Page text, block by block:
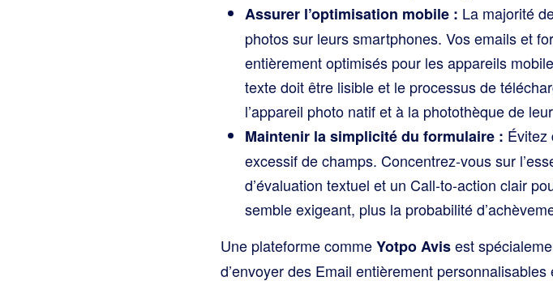
Assurer l’optimisation mobile : La majorité
photos sur leurs smartphones. Vos emails et
entièrement optimisés pour les appareils
texte doit être lisible et le processus de
l’appareil photo natif et à la photothèque de
Maintenir la simplicité du formulaire : Évitez
excessif de champs. Concentrez-vous sur
d’évaluation textuel et un Call-to-action clair
semble exigeant, plus la probabilité
Une plateforme commeYotpo Avisest
d’envoyer des Email entièrement